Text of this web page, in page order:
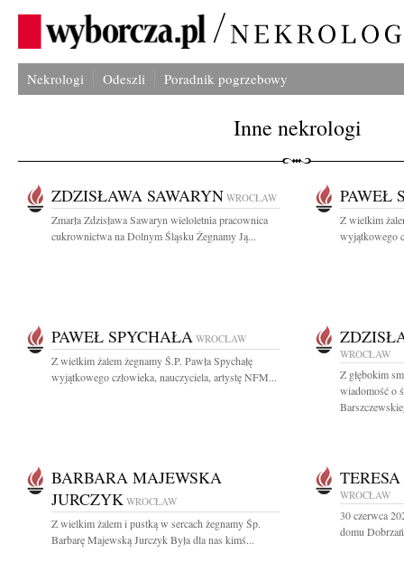
Nekrologi Odeszli Poradnik pogrzebowy
Inne nekrologi
ZDZISŁAWA SAWARYN WROCŁAW
Zmarła Zdzisława Sawaryn wieloletnia pracownica
cukrownictwa na Dolnym Śląsku Żegnamy Ją...
PAWEŁ
Z wielkim
wyjątkowego
PAWEŁ SPYCHAŁA WROCŁAW
Z wielkim żalem żegnamy Ś.P. Pawła Spychałę
wyjątkowego człowieka, nauczyciela, artystę NFM...
WROCŁAW
Z głębokim
wiadomość o
BARBARA MAJEWSKA
JURCZYK WROCŁAW
Z wielkim żalem i pustką w sercach żegnamy Śp.
Barbarę Majewską Jurczyk Była dla nas kimś...
WROCŁAW
30 czerwca
domu